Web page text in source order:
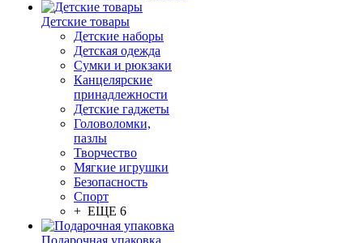
Детские товары
Детские наборы
Детская одежда
Сумки и рюкзаки
Канцелярские
принадлежности
Детские гаджеты
Головоломки,
пазлы
Творчество
Мягкие игрушки
Безопасность
Спорт
+ ЕЩЕ 6
Подарочная упаковка